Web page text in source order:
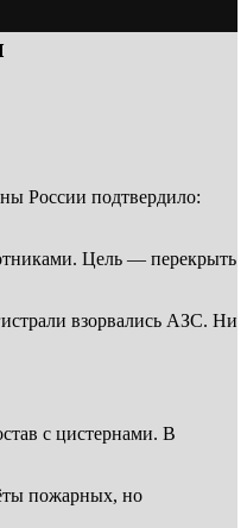
России подтвердило:
Цель — перекрыть
взорвались АЗС. Ни
с цистернами. В
пожарных, но